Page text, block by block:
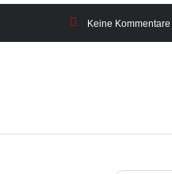
Keine Kommentare